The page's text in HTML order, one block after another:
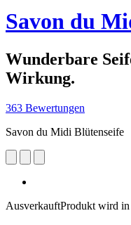
Savon du
Wunderbare
Wirkung.
363 Bewertungen
Savon du Midi Blütenseife
AusverkauftProdukt wird in